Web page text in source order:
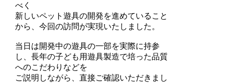
べく
新しいペット遊具の開発を進めていること
から、今回の訪問が実現いたしました。
当日は開発中の遊具の一部を実際に持参
し、長年の子ども用遊具製造で培った品質
へのこだわりなどを
ご説明しながら、直接ご確認いただきまし